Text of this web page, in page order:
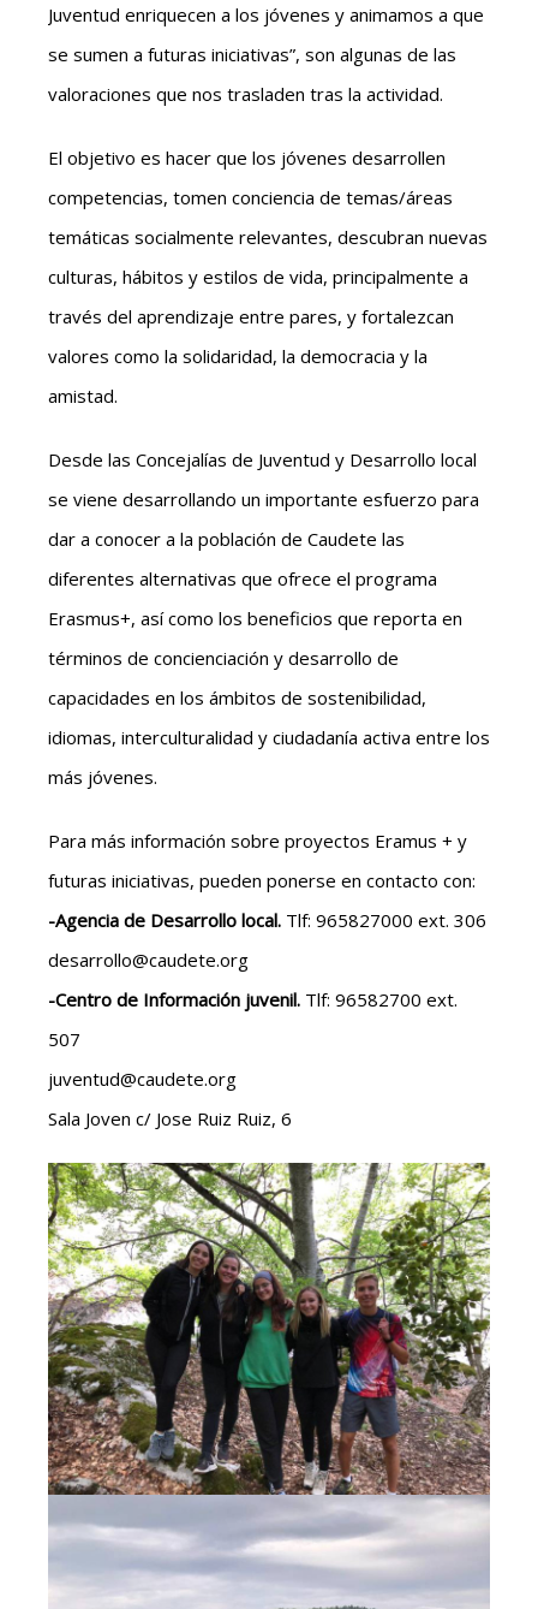
Juventud enriquecen a los jóvenes y animamos a que
se sumen a futuras iniciativas”, son algunas de las
valoraciones que nos trasladen tras la actividad.
El objetivo es hacer que los jóvenes desarrollen
competencias, tomen conciencia de temas/áreas
temáticas socialmente relevantes, descubran nuevas
culturas, hábitos y estilos de vida, principalmente a
través del aprendizaje entre pares, y fortalezcan
valores como la solidaridad, la democracia y la
amistad.
Desde las Concejalías de Juventud y Desarrollo local
se viene desarrollando un importante esfuerzo para
dar a conocer a la población de Caudete las
diferentes alternativas que ofrece el programa
Erasmus+, así como los beneficios que reporta en
términos de concienciación y desarrollo de
capacidades en los ámbitos de sostenibilidad,
idiomas, interculturalidad y ciudadanía activa entre los
más jóvenes.
Para más información sobre proyectos Eramus + y
futuras iniciativas, pueden ponerse en contacto con:
-Agencia de Desarrollo local. Tlf: 965827000 ext. 306
desarrollo@caudete.org
-Centro de Información juvenil. Tlf: 96582700 ext.
507
juventud@caudete.org
Sala Joven c/ Jose Ruiz Ruiz, 6